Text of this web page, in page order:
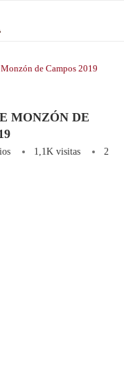
de Campos 2019
MONZÓN DE
1,1K visitas
2